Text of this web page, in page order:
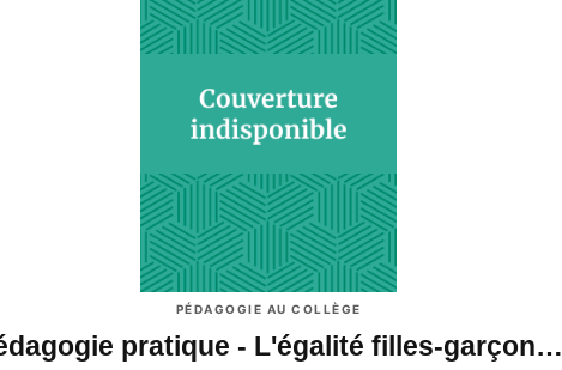
PÉDAGOGIE AU COLLÈGE
pratique - L'égalité filles-garçon…